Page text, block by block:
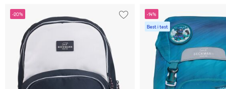
-20% -14%
Best i test